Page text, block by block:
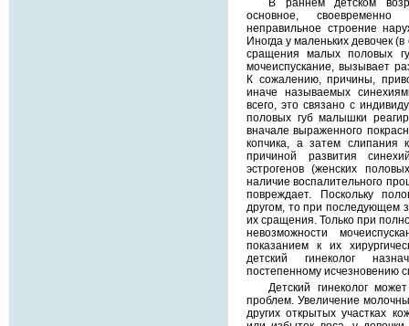
основное, своевременно
неправильное строение
Иногда у маленьких девочек
сращения малых половых
мочеиспускание, вызывает
К сожалению, причины,
иначе называемых
всего, это связано с
половых губ малышки
вначале выраженного
копчика, а затем слипания
причиной развития
эстрогенов (женских
наличие воспалительного
повреждает. Поскольку
другом, то при последующем
их сращения. Только при
невозможности
показанием к их
детский гинеколог
постепенному исчезновению
Детский гинеколог
проблем. Увеличение
других открытых участках